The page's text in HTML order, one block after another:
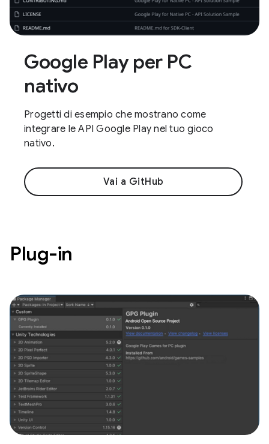
Google Play per PC
nativo
Progetti di esempio che mostrano come
integrare le API Google Play nel tuo gioco
nativo.
Vai a GitHub
Plug-in